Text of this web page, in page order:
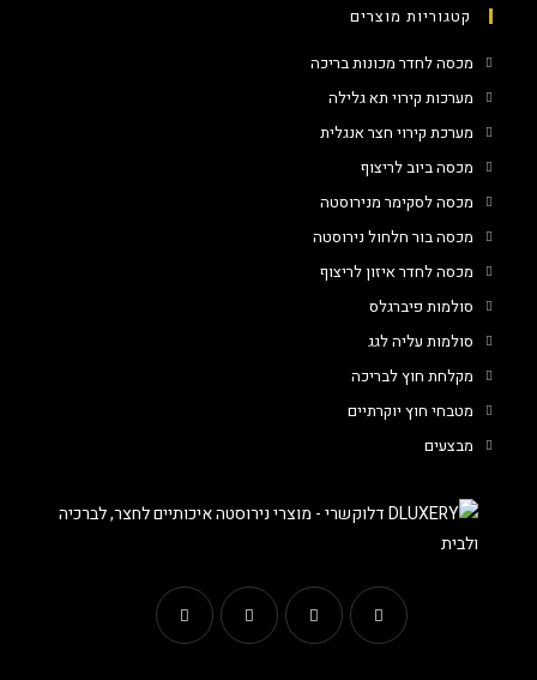
קטגוריות מוצרים
מכסה לחדר מכונות בריכה
מערכות קירוי תא גלילה
מערכת קירוי חצר אנגלית
מכסה ביוב לריצוף
מכסה לסקימר מנירוסטה
מכסה בור חלחול נירוסטה
מכסה לחדר איזון לריצוף
סולמות פיברגלס
סולמות עליה לגג
מקלחת חוץ לבריכה
מטבחי חוץ יוקרתיים
מבצעים